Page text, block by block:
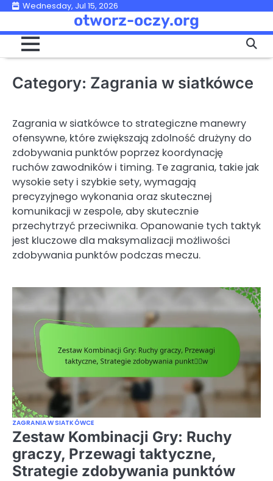
Skip
content
Wednesday, Jul 15, 2026
otworz-oczy.org
Category: Zagrania w siatkówce
Zagrania w siatkówce to strategiczne manewry
ofensywne, które zwiększają zdolność drużyny do
zdobywania punktów poprzez koordynację
ruchów zawodników i timing. Te zagrania, takie jak
wysokie sety i szybkie sety, wymagają
precyzyjnego wykonania oraz skutecznej
komunikacji w zespole, aby skutecznie
przechytrzyć przeciwnika. Opanowanie tych taktyk
jest kluczowe dla maksymalizacji możliwości
zdobywania punktów podczas meczu.
ZAGRANIA W SIATKÓWCE
Zestaw Kombinacji Gry: Ruchy
graczy, Przewagi taktyczne,
Strategie zdobywania punktów